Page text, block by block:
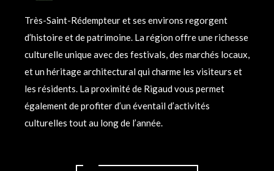
Très-Saint-Rédempteur et ses environs regorgent
d’histoire et de patrimoine. La région offre une richesse
culturelle unique avec des festivals, des marchés locaux,
et un héritage architectural qui charme les visiteurs et
les résidents. La proximité de Rigaud vous permet
également de profiter d’un éventail d’activités
culturelles tout au long de l’année.